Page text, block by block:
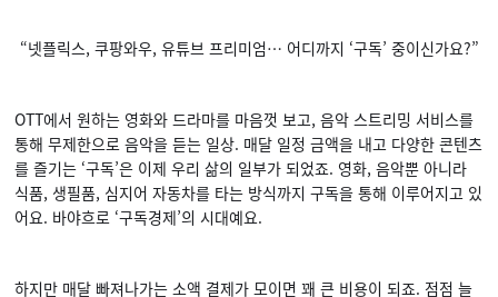
“넷플릭스, 쿠팡와우, 유튜브 프리미엄… 어디까지 ‘구독’ 중이신가요?”
OTT에서 원하는 영화와 드라마를 마음껏 보고, 음악 스트리밍 서비스를
통해 무제한으로 음악을 듣는 일상. 매달 일정 금액을 내고 다양한 콘텐츠
를 즐기는 ‘구독’은 이제 우리 삶의 일부가 되었죠. 영화, 음악뿐 아니라
식품, 생필품, 심지어 자동차를 타는 방식까지 구독을 통해 이루어지고 있
어요. 바야흐로 ‘구독경제’의 시대예요.
하지만 매달 빠져나가는 소액 결제가 모이면 꽤 큰 비용이 되죠. 점점 늘